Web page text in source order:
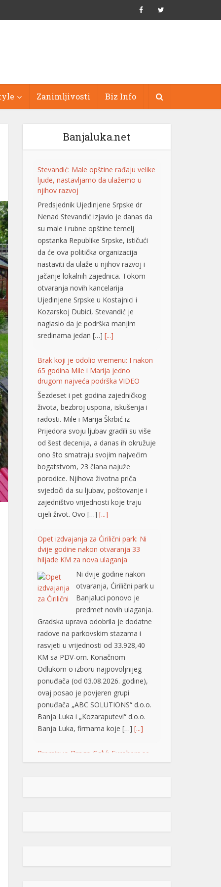
Zanimljivosti Biz Info
Banjaluka.net
Stevandić: Male opštine rađaju velike
ljude, nastavljamo da ulažemo u
njihov razvoj
Predsjednik Ujedinjene Srpske dr
Nenad Stevandić izjavio je danas da
su male i rubne opštine temelj
opstanka Republike Srpske, ističući
da će ova politička organizacija
nastaviti da ulaže u njihov razvoj i
jačanje lokalnih zajednica. Tokom
otvaranja novih kancelarija
Ujedinjene Srpske u Kostajnici i
Kozarskoj Dubici, Stevandić je
naglasio da je podrška manjim
sredinama jedan […] [...]
Brak koji je odolio vremenu: I nakon
65 godina Mile i Marija jedno
drugom najveća podrška VIDEO
Šezdeset i pet godina zajedničkog
života, bezbroj uspona, iskušenja i
radosti. Mile i Marija Škrbić iz
Prijedora svoju ljubav gradili su više
od šest decenija, a danas ih okružuje
ono što smatraju svojim najvećim
bogatstvom, 23 člana najuže
porodice. Njihova životna priča
svjedoči da su ljubav, poštovanje i
zajedništvo vrijednosti koje traju
cijeli život. Ovo […] [...]
Opet izdvajanja za Ćirilični park: Ni
dvije godine nakon otvaranja 33
hiljade KM za nova ulaganja
Ni dvije godine nakon
otvaranja, Ćirilični park u
Banjaluci ponovo je
predmet novih ulaganja.
Gradska uprava odobrila je dodatne
radove na parkovskim stazama i
rasvjeti u vrijednosti od 33.928,40
KM sa PDV-om. Konačnom
Odlukom o izboru najpovoljnijeg
ponuđača (od 03.08.2026. godine),
ovaj posao je povjeren grupi
ponuđača „ABC SOLUTIONS“ d.o.o.
Banja Luka i „Kozaraputevi“ d.o.o.
Banja Luka, firmama koje […] [...]
Preminuo Drago Galić: Euroherc se
oprašta od jednog od svojih
Drago Galić iz Širokog